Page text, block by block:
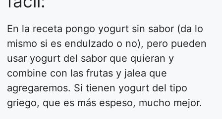
En la receta pongo yogurt sin sabor (da lo
mismo si es endulzado o no), pero pueden
usar yogurt del sabor que quieran y
combine con las frutas y jalea que
agregaremos. Si tienen yogurt del tipo
griego, que es más espeso, mucho mejor.